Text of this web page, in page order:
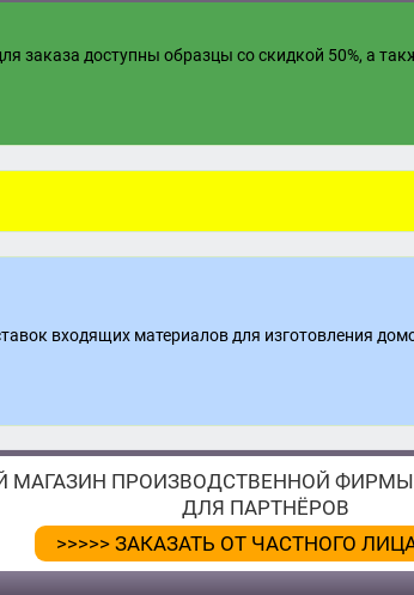
заказа доступны образцы со скидкой 50%, а
входящих материалов для изготовления
ПРОИЗВОДСТВЕННОЙ ФИРМЫ
ДЛЯ ПАРТНЁРОВ
>>>>> ЗАКАЗАТЬ ОТ ЧАСТНОГО ЛИЦА